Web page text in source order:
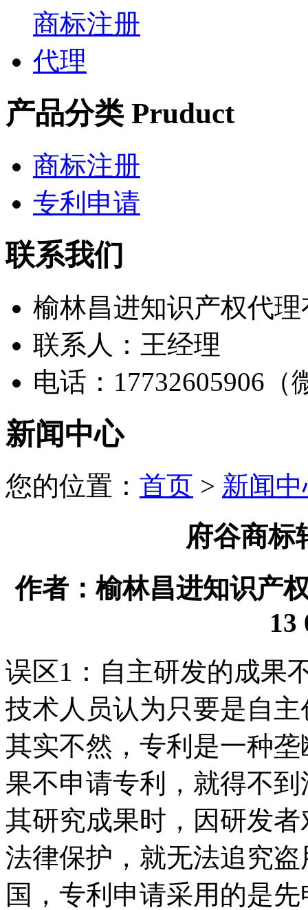
产品分类 Pruduct
商标注册
专利申请
联系我们
榆林昌进知识产权代
联系人：王经理
电话：17732605906（
新闻中心
您的位置： 首页 > 新闻
府谷商标
作者：榆林昌进知识产
13
误区1：自主研发的成果
技术人员认为只要是自
其实不然，专利是一种
果不申请专利，就得不
其研究成果时，因研发
法律保护，就无法追究
国，专利申请采用的是